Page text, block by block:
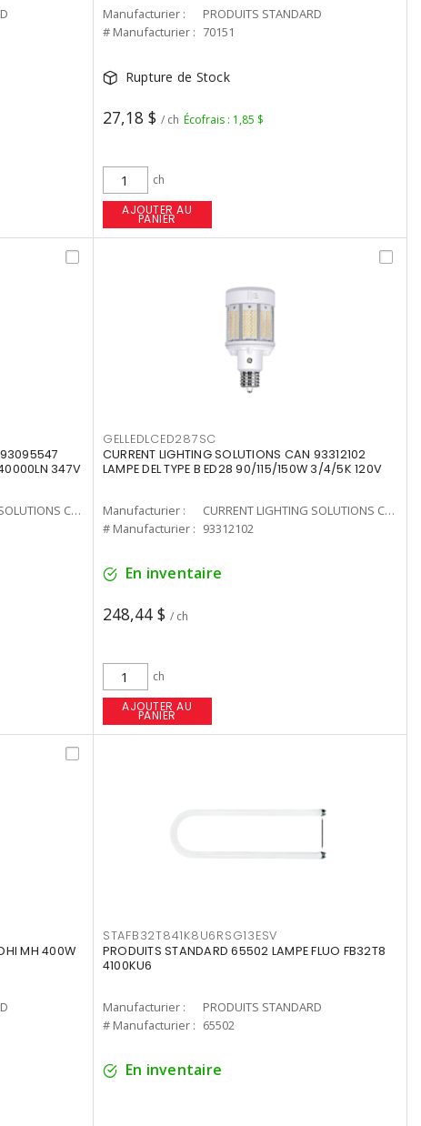
Manufacturier :
PRODUITS STANDARD
# Manufacturier : 70151
Rupture de Stock
27,18 $ / ch Écofrais : 1,85 $
ch
AJOUTER AU
PANIER
93095547
347V
CURRENT LIGHTING SOLUTIONS CAN
GELLEDLCED287SC
CURRENT LIGHTING SOLUTIONS CAN 93312102
LAMPE DEL TYPE B ED28 90/115/150W 3/4/5K 120V
Manufacturier :
CURRENT LIGHTING SOLUTIONS CAN
# Manufacturier : 93312102
En inventaire
248,44 $ / ch
ch
AJOUTER AU
PANIER
MH 400W
STAFB32T841K8U6RSG13ESV
PRODUITS STANDARD 65502 LAMPE FLUO FB32T8
4100KU6
Manufacturier :
PRODUITS STANDARD
# Manufacturier : 65502
En inventaire